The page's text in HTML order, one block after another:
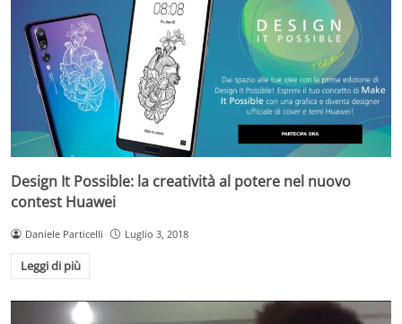
Design It Possible: la creatività al potere nel nuovo
contest Huawei
Daniele Particelli Luglio 3, 2018
Leggi di più